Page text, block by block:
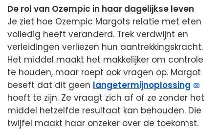
De rol van Ozempic in haar dagelijkse leven
Je ziet hoe Ozempic Margots relatie met eten
volledig heeft veranderd. Trek verdwijnt en
verleidingen verliezen hun aantrekkingskracht.
Het middel maakt het makkelijker om controle
te houden, maar roept ook vragen op. Margot
beseft dat dit geen langetermijnoplossing
hoeft te zijn. Ze vraagt zich af of ze zonder het
middel hetzelfde resultaat kan behouden. Die
twijfel maakt haar onzeker over de toekomst.